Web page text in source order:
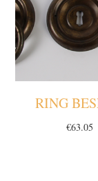
RING
€63.05